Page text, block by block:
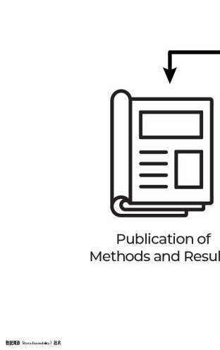
数据溯源（DataTraceability）技术